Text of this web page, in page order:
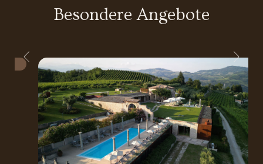
Besondere Angebote